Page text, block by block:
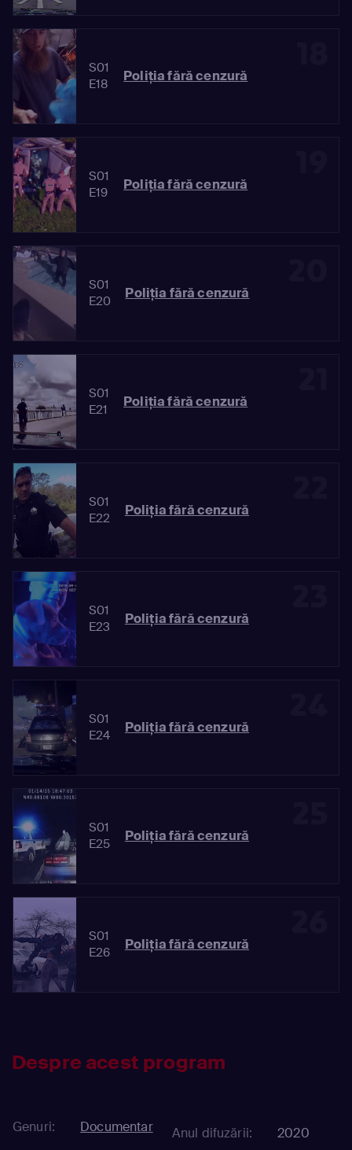
S01
E18
Poliția fără cenzură
S01
E19
Poliția fără cenzură
S01
E20
Poliția fără cenzură
S01
E21
Poliția fără cenzură
S01
E22
Poliția fără cenzură
S01
E23
Poliția fără cenzură
S01
E24
Poliția fără cenzură
S01
E25
Poliția fără cenzură
S01
E26
Poliția fără cenzură
Despre acest program
Genuri: Documentar Anul difuzării: 2020